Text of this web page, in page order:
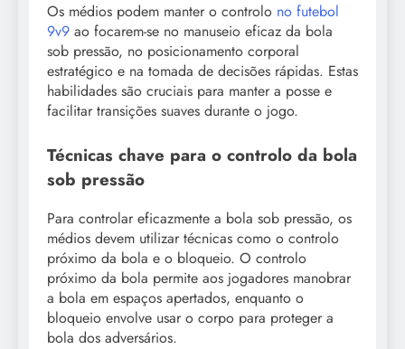
Os médios podem manter o controlo no futebol
9v9 ao focarem-se no manuseio eficaz da bola
sob pressão, no posicionamento corporal
estratégico e na tomada de decisões rápidas. Estas
habilidades são cruciais para manter a posse e
facilitar transições suaves durante o jogo.
Técnicas chave para o controlo da bola
sob pressão
Para controlar eficazmente a bola sob pressão, os
médios devem utilizar técnicas como o controlo
próximo da bola e o bloqueio. O controlo
próximo da bola permite aos jogadores manobrar
a bola em espaços apertados, enquanto o
bloqueio envolve usar o corpo para proteger a
bola dos adversários.